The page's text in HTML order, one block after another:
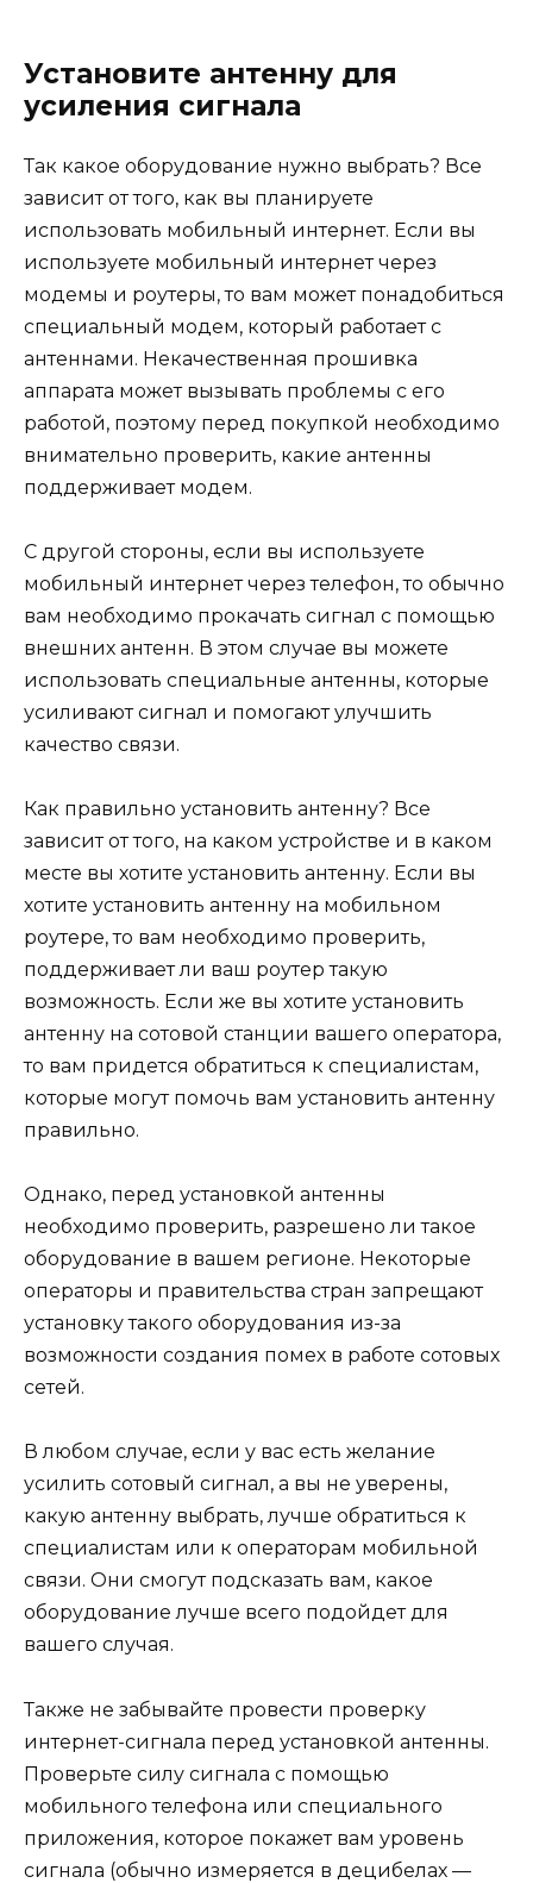
Установите антенну для
усиления сигнала
Так какое оборудование нужно выбрать? Все
зависит от того, как вы планируете
использовать мобильный интернет. Если вы
используете мобильный интернет через
модемы и роутеры, то вам может понадобиться
специальный модем, который работает с
антеннами. Некачественная прошивка
аппарата может вызывать проблемы с его
работой, поэтому перед покупкой необходимо
внимательно проверить, какие антенны
поддерживает модем.
С другой стороны, если вы используете
мобильный интернет через телефон, то обычно
вам необходимо прокачать сигнал с помощью
внешних антенн. В этом случае вы можете
использовать специальные антенны, которые
усиливают сигнал и помогают улучшить
качество связи.
Как правильно установить антенну? Все
зависит от того, на каком устройстве и в каком
месте вы хотите установить антенну. Если вы
хотите установить антенну на мобильном
роутере, то вам необходимо проверить,
поддерживает ли ваш роутер такую
возможность. Если же вы хотите установить
антенну на сотовой станции вашего оператора,
то вам придется обратиться к специалистам,
которые могут помочь вам установить антенну
правильно.
Однако, перед установкой антенны
необходимо проверить, разрешено ли такое
оборудование в вашем регионе. Некоторые
операторы и правительства стран запрещают
установку такого оборудования из-за
возможности создания помех в работе сотовых
сетей.
В любом случае, если у вас есть желание
усилить сотовый сигнал, а вы не уверены,
какую антенну выбрать, лучше обратиться к
специалистам или к операторам мобильной
связи. Они смогут подсказать вам, какое
оборудование лучше всего подойдет для
вашего случая.
Также не забывайте провести проверку
интернет-сигнала перед установкой антенны.
Проверьте силу сигнала с помощью
мобильного телефона или специального
приложения, которое покажет вам уровень
сигнала (обычно измеряется в децибелах —